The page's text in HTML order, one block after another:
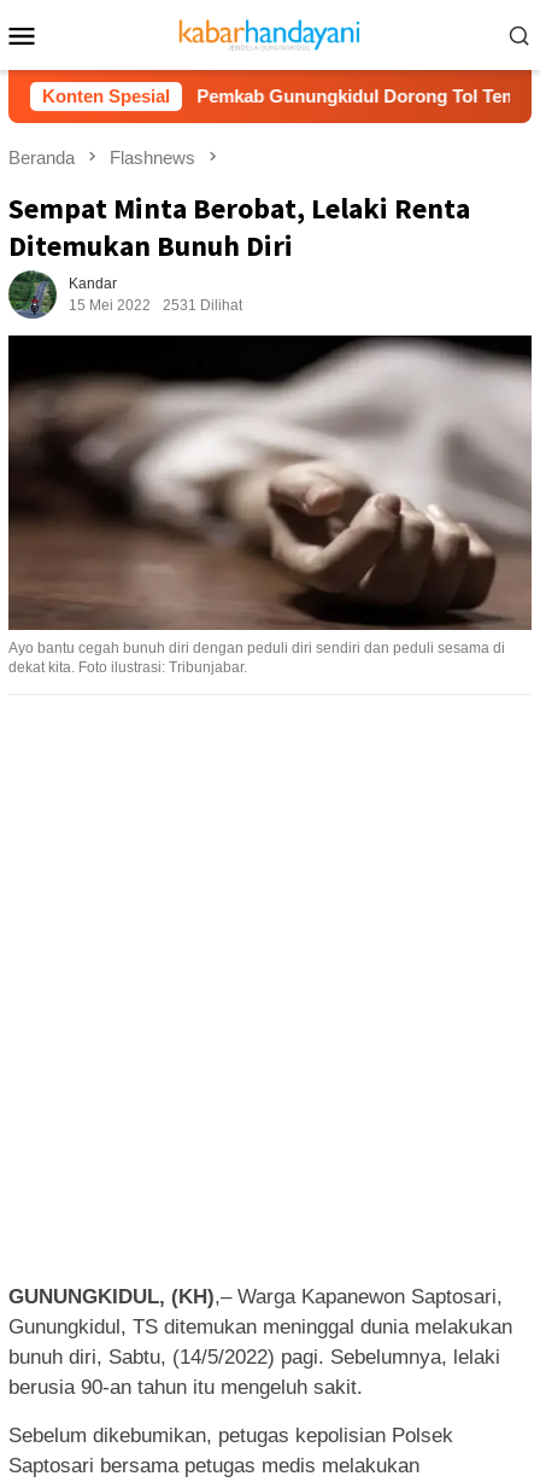
ke
kontenMobile
Konten Spesial
Pemkab Gunungkidul Dorong Tol Tembus
Beranda Flashnews
Sempat Minta Berobat, Lelaki Renta
Ditemukan Bunuh Diri
Kandar
15 Mei 2022
2531 Dilihat
Ayo bantu cegah bunuh diri dengan peduli diri sendiri dan peduli sesama di
dekat kita. Foto ilustrasi: Tribunjabar.
GUNUNGKIDUL, (KH),– Warga Kapanewon Saptosari,
Gunungkidul, TS ditemukan meninggal dunia melakukan
bunuh diri, Sabtu, (14/5/2022) pagi. Sebelumnya, lelaki
berusia 90-an tahun itu mengeluh sakit.
Sebelum dikebumikan, petugas kepolisian Polsek
Saptosari bersama petugas medis melakukan